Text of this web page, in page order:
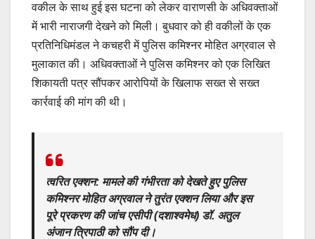
वकील के साथ हुई इस घटना को लेकर वाराणसी के अधिवक्ताओं
में भारी नाराजगी देखने को मिली। बुधवार को ही वकीलों के एक
प्रतिनिधिमंडल ने कचहरी में पुलिस कमिश्नर मोहित अग्रवाल से
मुलाकात की। अधिवक्ताओं ने पुलिस कमिश्नर को एक लिखित
शिकायती पत्र सौंपकर आरोपियों के खिलाफ सख्त से सख्त
कार्रवाई की मांग की थी।
त्वरित एक्शन: मामले की गंभीरता को देखते हुए पुलिस
कमिश्नर मोहित अग्रवाल ने तुरंत एक्शन लिया और इस
पूरे प्रकरण की जांच एसीपी (दशाश्वमेध) डॉ. अतुल
अंजान त्रिपाठी को सौंप दी।